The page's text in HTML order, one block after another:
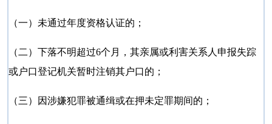
（一）未通过年度资格认证的；
（二）下落不明超过6个月，其亲属或利害关系人申报失踪
或户口登记机关暂时注销其户口的；
（三）因涉嫌犯罪被通缉或在押未定罪期间的；